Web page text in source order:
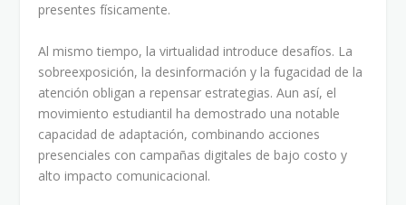
presentes físicamente.
Al mismo tiempo, la virtualidad introduce desafíos. La
sobreexposición, la desinformación y la fugacidad de la
atención obligan a repensar estrategias. Aun así, el
movimiento estudiantil ha demostrado una notable
capacidad de adaptación, combinando acciones
presenciales con campañas digitales de bajo costo y
alto impacto comunicacional.